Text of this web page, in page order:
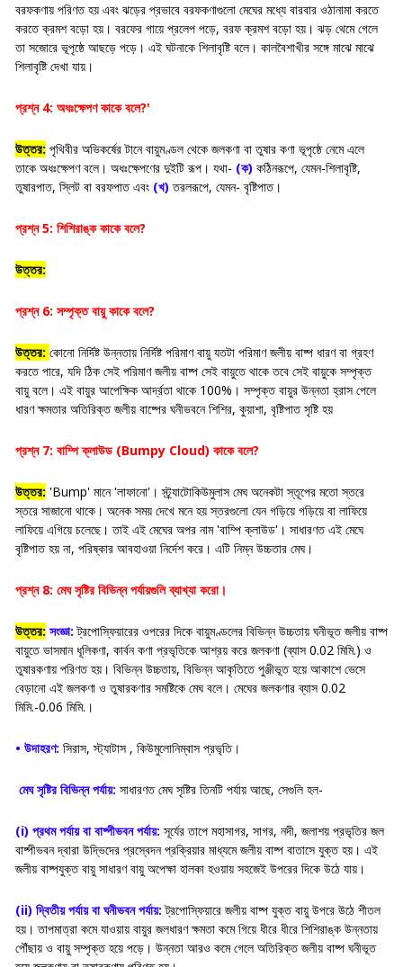
বরফকণায় পরিণত হয় এবং ঝড়ের প্রভাবে বরফকণাগুলো মেঘের মধ্যে বারবার ওঠানামা করতে
করতে ক্রমশ বড়ো হয়। বরফের গায়ে প্রলেপ পড়ে, বরফ ক্রমশ বড়ো হয়। ঝড় থেমে গেলে
তা সজোরে ভূপৃষ্ঠে আছড়ে পড়ে। এই ঘটনাকে শিলাবৃষ্টি বলে। কালবৈশাখীর সঙ্গে মাঝে মাঝে
শিলাবৃষ্টি দেখা যায়।
প্রশ্ন 4: অধঃক্ষেপণ কাকে বলে?'
উত্তর: পৃথিবীর অভিকর্ষের টানে বায়ুমণ্ডল থেকে জলকণা বা তুষার কণা ভূপৃষ্ঠে নেমে এলে
তাকে অধঃক্ষেপণ বলে। অধঃক্ষেপণের দুইটি রূপ। যথা- (ক) কঠিনরূপে, যেমন-শিলাবৃষ্টি,
তুষারপাত, স্লিট বা বরফপাত এবং (খ) তরলরূপে, যেমন- বৃষ্টিপাত।
প্রশ্ন 5: শিশিরাঙ্ক কাকে বলে?
উত্তর:
প্রশ্ন 6: সম্পৃক্ত বায়ু কাকে বলে?
উত্তর: কোনো নির্দিষ্ট উন্নতায় নির্দিষ্ট পরিমাণ বায়ু যতটা পরিমাণ জলীয় বাষ্প ধারণ বা গ্রহণ
করতে পারে, যদি ঠিক সেই পরিমাণ জলীয় বাষ্প সেই বায়ুতে থাকে তবে সেই বায়ুকে সম্পৃক্ত
বায়ু বলে। এই বায়ুর আপেক্ষিক আর্দ্রতা থাকে 100%। সম্পৃক্ত বায়ুর উন্নতা হ্রাস পেলে
ধারণ ক্ষমতার অতিরিক্ত জলীয় বাষ্পের ঘনীভবনে শিশির, কুয়াশা, বৃষ্টিপাত সৃষ্টি হয়
প্রশ্ন 7: বাম্পি ক্লাউড (Bumpy Cloud) কাকে বলে?
উত্তর: 'Bump' মানে 'লাফানো'। স্ট্র্যাটোকিউমুলাস মেঘ অনেকটা স্তূপের মতো স্তরে
স্তরে সাজানো থাকে। অনেক সময় দেখে মনে হয় স্তরগুলো যেন গড়িয়ে গড়িয়ে বা লাফিয়ে
লাফিয়ে এগিয়ে চলেছে। তাই এই মেঘের অপর নাম 'বাম্পি ক্লাউড'। সাধারণত এই মেঘে
বৃষ্টিপাত হয় না, পরিষ্কার আবহাওয়া নির্দেশ করে। এটি নিম্ন উচ্চতার মেঘ।
প্রশ্ন 8: মেঘ সৃষ্টির বিভিন্ন পর্যায়গুলি ব্যাখ্যা করো।
উত্তর: সংজ্ঞা:ট্রপোস্ফিয়ারের ওপরের দিকে বায়ুমণ্ডলের বিভিন্ন উচ্চতায় ঘনীভূত জলীয় বাষ্প
বায়ুতে ভাসমান ধূলিকণা, কার্বন কণা প্রভৃতিকে আশ্রয় করে জলকণা (ব্যাস 0.02 মিমি.) ও
তুষারকণায় পরিণত হয়। বিভিন্ন উচ্চতায়, বিভিন্ন আকৃতিতে পুঞ্জীভূত হয়ে আকাশে ভেসে
বেড়ানো এই জলকণা ও তুষারকণার সমষ্টিকে মেঘ বলে। মেঘের জলকণার ব্যাস 0.02
মিমি.-0.06 মিমি.।
• উদাহরণ: সিরাস, স্ট্যাটাস , কিউমুলোনিম্বাস প্রভৃতি।
মেঘ সৃষ্টির বিভিন্ন পর্যায়: সাধারণত মেঘ সৃষ্টির তিনটি পর্যায় আছে, সেগুলি হল-
(i) প্রথম পর্যায় বা বাষ্পীভবন পর্যায়: সূর্যের তাপে মহাসাগর, সাগর, নদী, জলাশয় প্রভৃতির জল
বাষ্পীভবন দ্বারা উদ্ভিদের প্রস্বেদন প্রক্রিয়ার মাধ্যমে জলীয় বাষ্প বাতাসে যুক্ত হয়। এই
জলীয় বাষ্পযুক্ত বায়ু সাধারণ বায়ু অপেক্ষা হালকা হওয়ায় সহজেই উপরের দিকে উঠে যায়।
(ii) দ্বিতীয় পর্যায় বা ঘনীভবন পর্যায়: ট্রপোস্ফিয়ারে জলীয় বাষ্প যুক্ত বায়ু উপরে উঠে শীতল
হয়। তাপমাত্রা কমে যাওয়ায় বায়ুর জলধারণ ক্ষমতা কমে গিয়ে ধীরে ধীরে শিশিরাঙ্ক উন্নতায়
পৌঁছায় ও বায়ু সম্পৃক্ত হয়ে পড়ে। উন্নতা আরও কমে গেলে অতিরিক্ত জলীয় বাষ্প ঘনীভূত